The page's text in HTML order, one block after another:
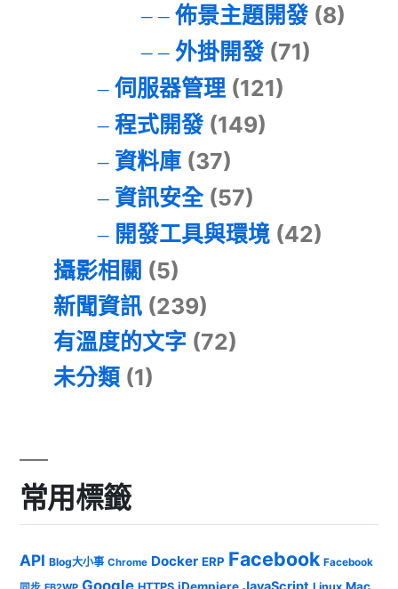
佈景主題開發(8)
外掛開發(71)
伺服器管理(121)
程式開發(149)
資料庫(37)
資訊安全(57)
開發工具與環境(42)
攝影相關 (5)
新聞資訊 (239)
有溫度的文字 (72)
未分類 (1)
常用標籤
API Blog大小事 Chrome Docker ERP Facebook Facebook